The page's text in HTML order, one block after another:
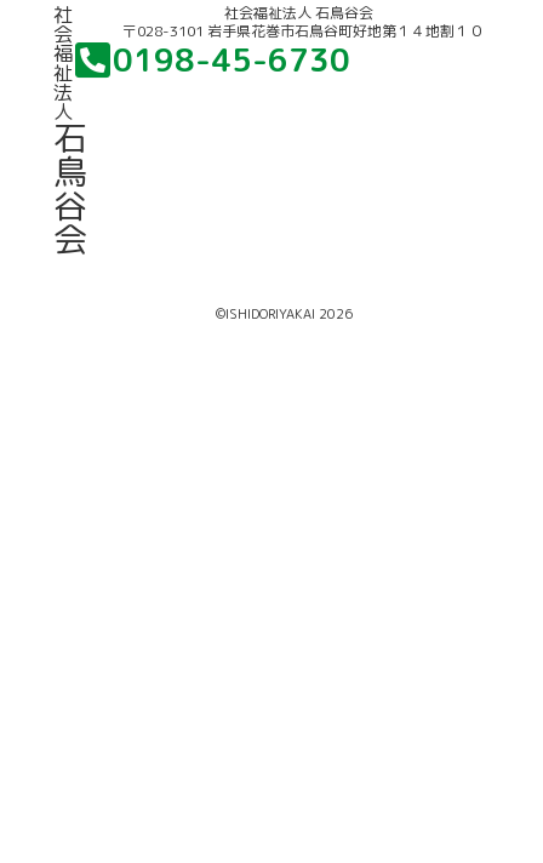
社
会
福
祉
法
人
石
鳥
谷
会
社会福祉法人 石鳥谷会
〒028-3101 岩手県花巻市石鳥谷町好地第１４地割１０
0198-45-6730
©ISHIDORIYAKAI 2026